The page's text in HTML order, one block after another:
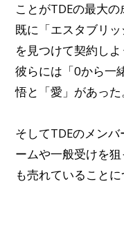
ことがTDEの最大の
既に「エスタブリ
を見つけて契約し
彼らには「0から一
悟と「愛」があった
そしてTDEのメン
ームや一般受けを
も売れていること